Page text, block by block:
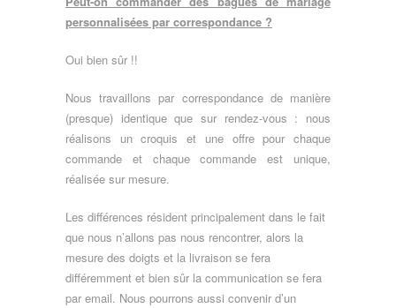
personnalisées par correspondance ?
Oui bien sûr !!
Nous travaillons par correspondance de manière
(presque) identique que sur rendez-vous : nous
réalisons un croquis et une offre pour chaque
commande et chaque commande est unique,
réalisée sur mesure.
Les différences résident principalement dans le fait
que nous n’allons pas nous rencontrer, alors la
mesure des doigts et la livraison se fera
différemment et bien sûr la communication se fera
par email. Nous pourrons aussi convenir d’un